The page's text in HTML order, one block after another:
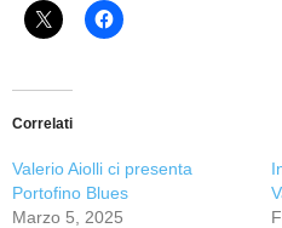
Correlati
Valerio Aiolli ci presenta
Portofino Blues
Marzo 5, 2025